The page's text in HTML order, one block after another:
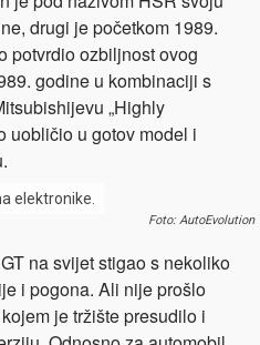
drugi je početkom 1989.
potvrdio ozbiljnost ovog
godine u kombinaciji s
„Highly
uobličio u gotov model i
elektronike.
Foto: AutoEvolution
na svijet stigao s nekoliko
i pogona. Ali nije prošlo
je tržište presudilo i